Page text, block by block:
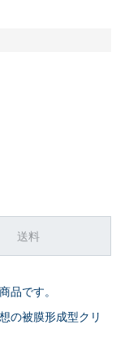
送料
品です。
の被膜形成型クリ